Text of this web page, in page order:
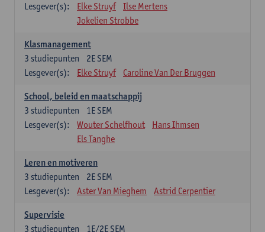
Lesgever(s):
Elke Struyf
Ilse Mertens
Jokelien Strobbe
Klasmanagement
2E SEM
3 studiepunten
Lesgever(s):
Elke Struyf Caroline Van Der Bruggen
School, beleid en maatschappij
1E SEM
3 studiepunten
Lesgever(s):
Wouter Schelfhout
Hans Ihmsen
Els Tanghe
Leren en motiveren
2E SEM
3 studiepunten
Lesgever(s):
Aster Van Mieghem Astrid Cerpentier
Supervisie
1E/2E SEM
3 studiepunten